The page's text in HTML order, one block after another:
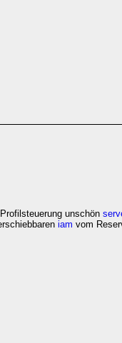
unschön
iam vom